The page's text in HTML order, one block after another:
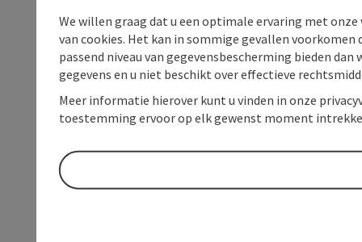
We willen graag dat u een optimale ervaring met
van cookies. Het kan in sommige gevallen voorkomen
passend niveau van gegevensbescherming bieden
gegevens en u niet beschikt over effectieve
Meer informatie hierover kunt u vinden in onze
toestemming ervoor op elk gewenst moment